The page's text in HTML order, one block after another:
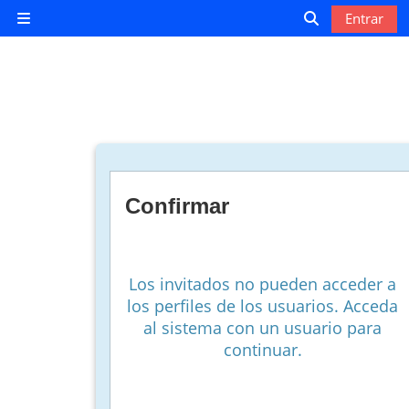
Salta al contenido principal
Panel lateral
Selector de
Entrar
Confirmar
Los invitados no pueden acceder a
los perfiles de los usuarios. Acceda
al sistema con un usuario para
continuar.